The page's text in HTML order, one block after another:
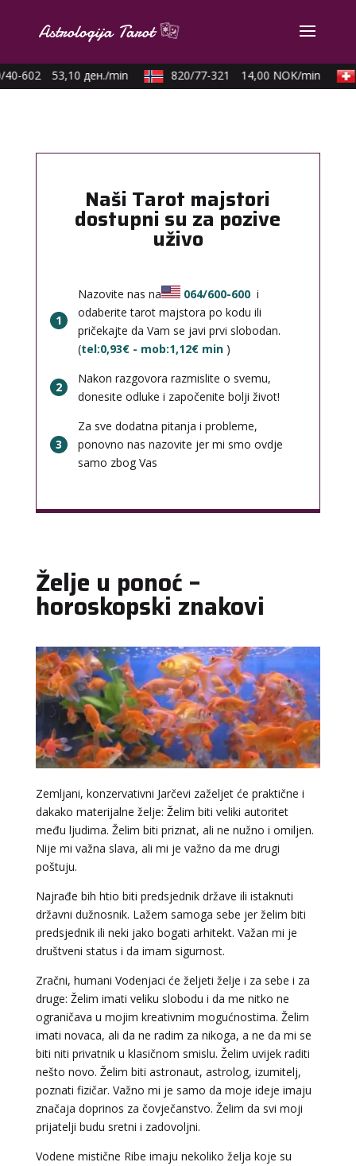
602 53,10 ден./min 820/77-321 14,00 NOK/min
Naši Tarot majstori
dostupni su za pozive
uživo
1
Nazovite nas na 064/600-600 i
odaberite tarot majstora po kodu ili
pričekajte da Vam se javi prvi slobodan.
(tel:0,93€ - mob:1,12€ min )
2
Nakon razgovora razmislite o svemu,
donesite odluke i započenite bolji život!
3
Za sve dodatna pitanja i probleme,
ponovno nas nazovite jer mi smo ovdje
samo zbog Vas
Želje u ponoć –
horoskopski znakovi
Zemljani, konzervativni Jarčevi zaželjet će praktične i
dakako materijalne želje: Želim biti veliki autoritet
među ljudima. Želim biti priznat, ali ne nužno i omiljen.
Nije mi važna slava, ali mi je važno da me drugi
poštuju.
Najrađe bih htio biti predsjednik države ili istaknuti
državni dužnosnik. Lažem samoga sebe jer želim biti
predsjednik ili neki jako bogati arhitekt. Važan mi je
društveni status i da imam sigurnost.
Zračni, humani Vodenjaci će željeti želje i za sebe i za
druge: Želim imati veliku slobodu i da me nitko ne
ograničava u mojim kreativnim mogućnostima. Želim
imati novaca, ali da ne radim za nikoga, a ne da mi se
biti niti privatnik u klasičnom smislu. Želim uvijek raditi
nešto novo. Želim biti astronaut, astrolog, izumitelj,
poznati fizičar. Važno mi je samo da moje ideje imaju
značaja doprinos za čovječanstvo. Želim da svi moji
prijatelji budu sretni i zadovoljni.
Vodene mistične Ribe imaju nekoliko želja koje su
LUCIJA/ Kod #136
Tarot savjetnik je zauzet
TEHNIKE:
sudbinske karte, anđeoske poruke
Broj tel: 064/600-600
tel:0,93€ - mob:1,12€ min